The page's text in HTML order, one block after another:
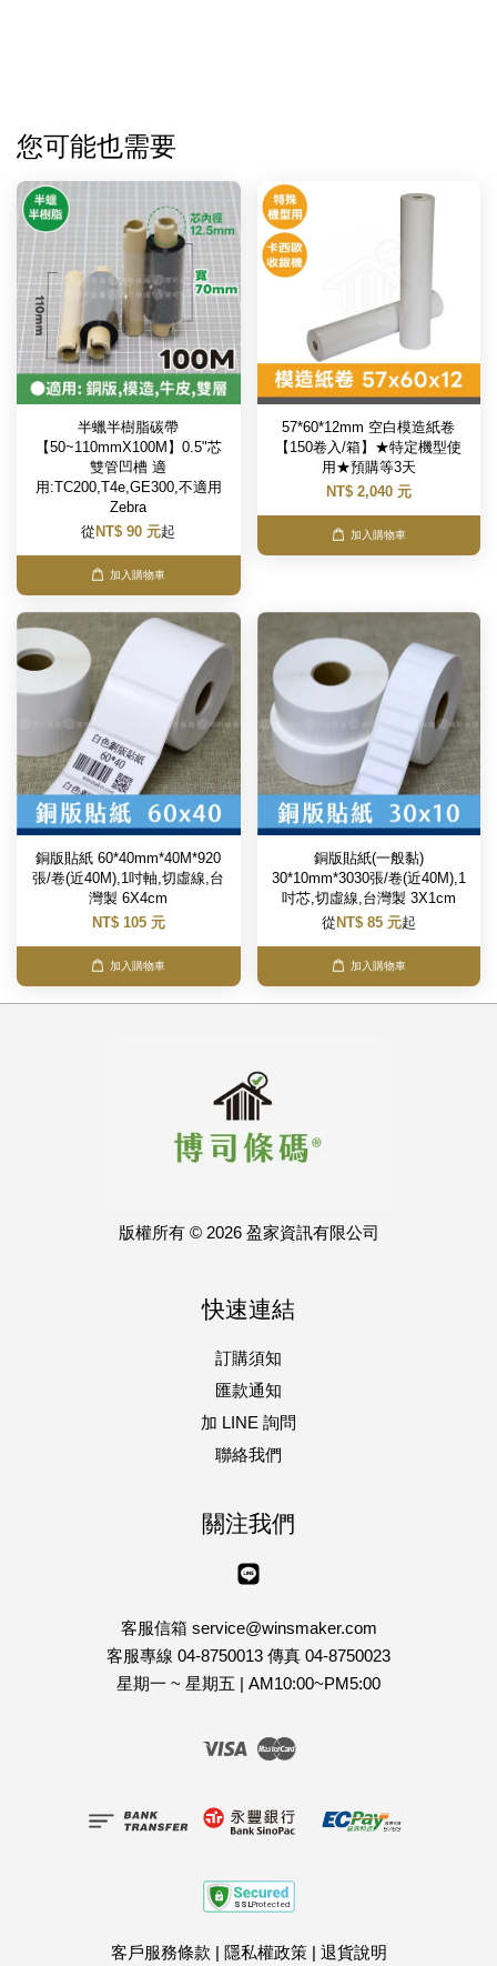
您可能也需要
半蠟半樹脂碳帶
【50~110mmX100M】0.5"芯
雙管凹槽 適
用:TC200,T4e,GE300,不適用
Zebra
從 NT$ 90 元起
加入購物車
57*60*12mm 空白模造紙卷
【150卷入/箱】★特定機型使
用★預購等3天
NT$ 2,040 元
加入購物車
銅版貼紙 60*40mm*40M*920
張/卷(近40M),1吋軸,切虛線,台
灣製 6X4cm
NT$ 105 元
加入購物車
銅版貼紙(一般黏)
30*10mm*3030張/卷(近40M),1
吋芯,切虛線,台灣製 3X1cm
從 NT$ 85 元起
加入購物車
版權所有 © 2026 盈家資訊有限公司
快速連結
訂購須知
匯款通知
加 LINE 詢問
聯絡我們
關注我們
客服信箱 service@winsmaker.com
客服專線 04-8750013 傳真 04-8750023
星期一 ~ 星期五 | AM10:00~PM5:00
Visa Master
客戶服務條款 | 隱私權政策| 退貨說明